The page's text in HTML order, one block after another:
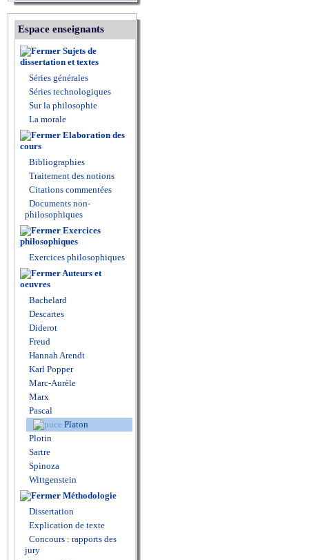
Espace enseignants
Sujets de
dissertation et textes
Séries générales
Séries technologiques
Sur la philosophie
La morale
Elaboration des
cours
Bibliographies
Traitement des notions
Citations commentées
Documents non-
philosophiques
Exercices
philosophiques
Exercices philosophiques
Auteurs et
oeuvres
Bachelard
Descartes
Diderot
Freud
Hannah Arendt
Karl Popper
Marc-Aurèle
Marx
Pascal
Platon
Plotin
Sartre
Spinoza
Wittgenstein
Méthodologie
Dissertation
Explication de texte
Concours : rapports des
jury